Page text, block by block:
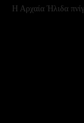
Η Αρχαία Ήλιδα